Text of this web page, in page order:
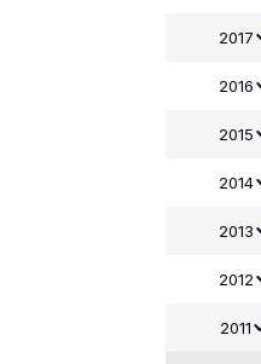
2017
2016
2015
2014
2013
2012
2011